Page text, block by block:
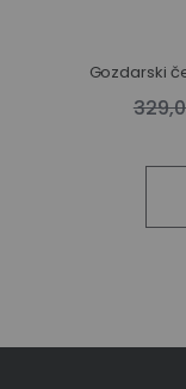
Gozdarski